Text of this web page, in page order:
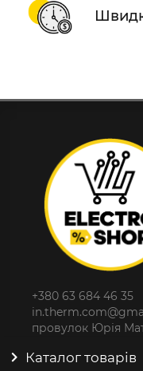
+380 63 684 46 35
провулок Юрія
Каталог товарів